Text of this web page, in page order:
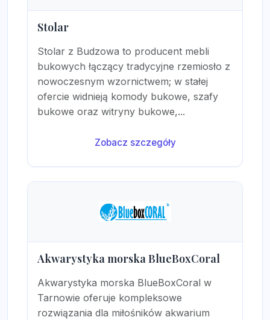
Stolar
Stolar z Budzowa to producent mebli
bukowych łączący tradycyjne rzemiosło z
nowoczesnym wzornictwem; w stałej
ofercie widnieją komody bukowe, szafy
bukowe oraz witryny bukowe,...
Zobacz szczegóły
Akwarystyka morska BlueBoxCoral
Akwarystyka morska BlueBoxCoral w
Tarnowie oferuje kompleksowe
rozwiązania dla miłośników akwarium